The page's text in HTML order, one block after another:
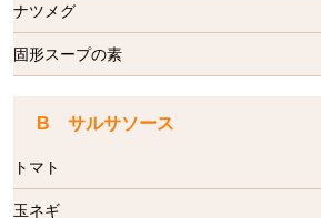
ナツメグ
固形スープの素
B サルサソース
トマト
玉ネギ